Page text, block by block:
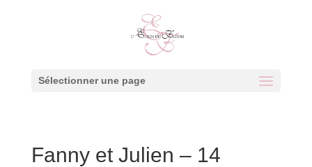
Sélectionner une page
Fanny et Julien – 14